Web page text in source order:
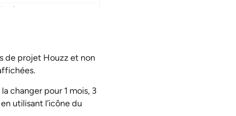
de projet Houzz et non
changer pour 1 mois, 3
utilisant l’icône du